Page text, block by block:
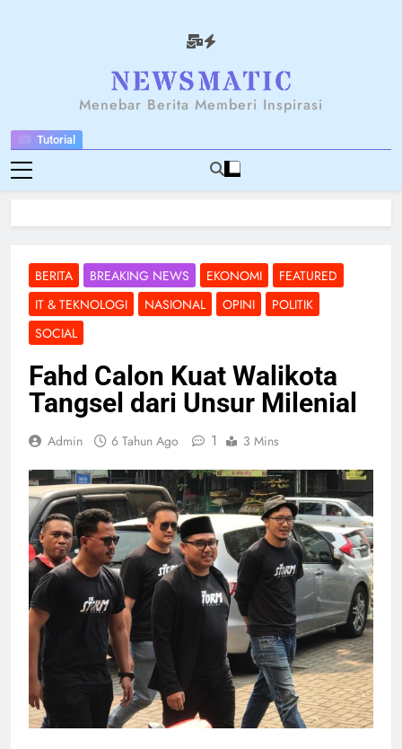
Tutorial
NEWSANTARA
Menebar Berita Memberi Inspirasi
BERITA BREAKING NEWS EKONOMI
FEATURED
IT & TEKNOLOGI
NASIONAL OPINI
POLITIK
SOCIAL
Fahd Calon Kuat Walikota
Tangsel dari Unsur Milenial
Admin 6 Tahun Ago 1 3 Mins